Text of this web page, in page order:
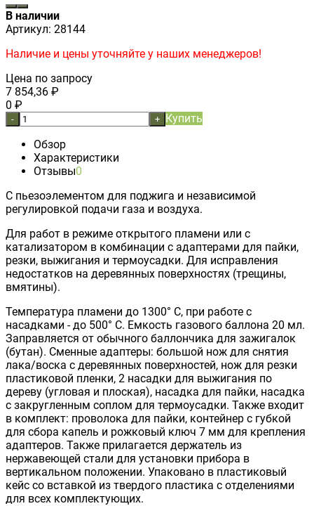
В наличии
Артикул: 28144
Наличие и цены уточняйте у наших менеджеров!
Цена по запросу
7 854,36 ₽
0 ₽
- + Купить
Обзор
Характеристики
Отзывы0
С пьезоэлементом для поджига и независимой
регулировкой подачи газа и воздуха.
Для работ в режиме открытого пламени или с
катализатором в комбинации с адаптерами для пайки,
резки, выжигания и термоусадки. Для исправления
недостатков на деревянных поверхностях (трещины,
вмятины).
Температура пламени до 1300° С, при работе с
насадками - до 500° С. Емкость газового баллона 20 мл.
Заправляется от обычного баллончика для зажигалок
(бутан). Сменные адаптеры: большой нож для снятия
лака/воска с деревянных поверхностей, нож для резки
пластиковой пленки, 2 насадки для выжигания по
дереву (угловая и плоская), насадка для пайки, насадка
с закругленным соплом для термоусадки. Также входит
в комплект: проволока для пайки, контейнер с губкой
для сбора капель и рожковый ключ 7 мм для крепления
адаптеров. Также прилагается держатель из
нержавеющей стали для установки прибора в
вертикальном положении. Упаковано в пластиковый
кейс со вставкой из твердого пластика с отделениями
для всех комплектующих.